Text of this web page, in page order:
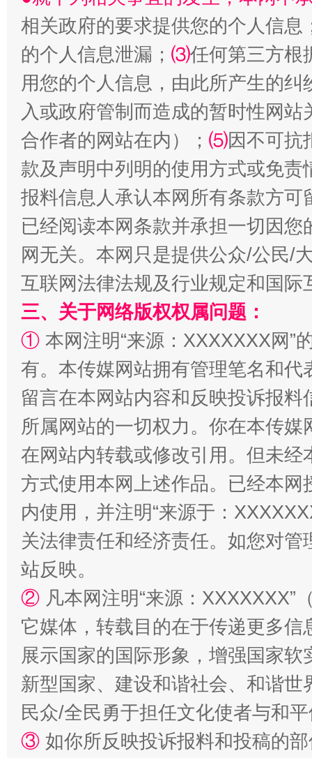
“刷贴”乱象丛生
揭批美国五大"原罪" "炒
解纷+调解+退费，一次搞定
站台名比不上好声名
相关政府的要求提供您的个人信息
的个人信息泄漏； ⑶任何第三方根
用您的个人信息，由此所产生的纠
入或政府管制而造成的暂时性网
合作者的网站在内）； ⑸因不可抗
款及声明中列明的使用方式或免责
报料信息人承认本网所有条款方
已经阅读本网条款并承担一切因
网无关。本网只是提供公众/公民/
互联网法律法规及行业规定和国
三、关于网络版权权属问题：
① 本网注明“来源：XXXXXXX网”
有。本传媒网站拥有管理笔名和
留言在本网站内容和反映投诉报
所属网站的一切权力。你在本传
在网站内转载或修改引用。但未
方式使用本网上述作品。已经本
内使用，并注明“来源于：
关法律责任和经济责任。如您对
站反映。
② 凡本网注明“来源：
它媒体，转载目的在于传递更多
展示国家的国际形象，增强国家
新型国家、建设和谐社会、和谐
民众/全民勇于担任文化使者与和
③ 如你所反映投诉报料和投稿的